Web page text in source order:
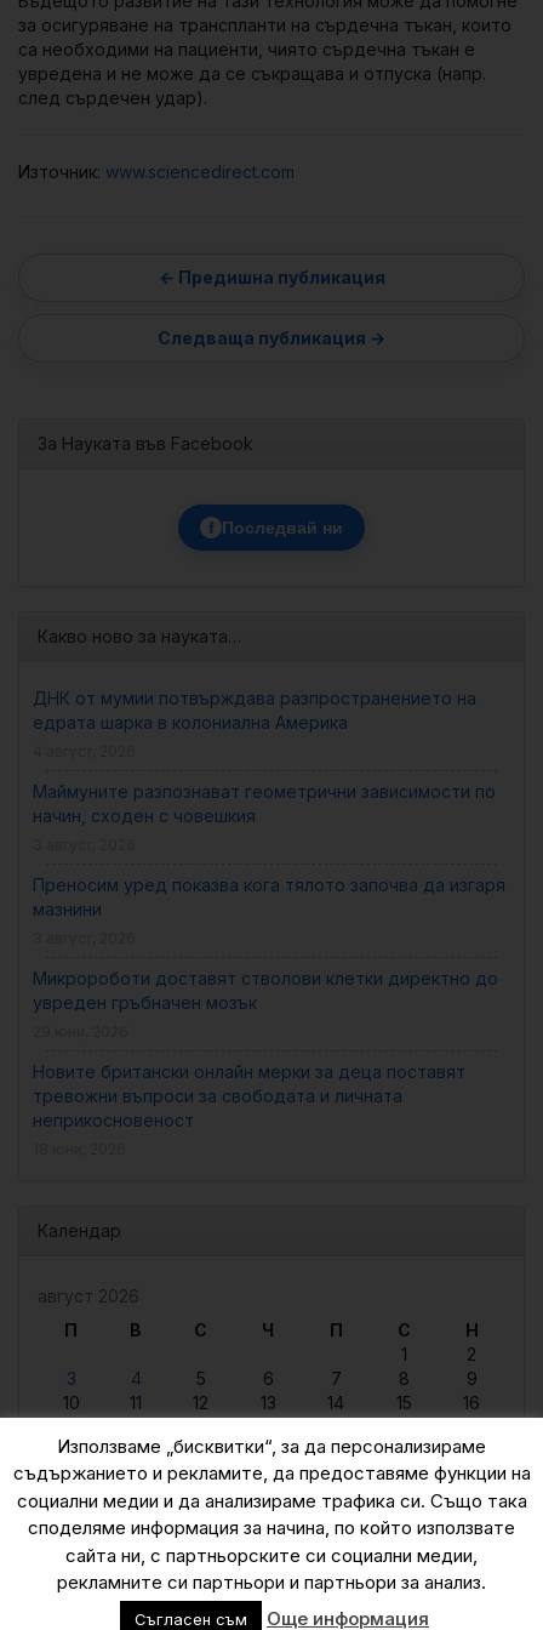
за осигуряване на транспланти на сърдечна тъкан, които
са необходими на пациенти, чиято сърдечна тъкан е
увредена и не може да се съкращава и отпуска (напр.
след сърдечен удар).
Източник: www.sciencedirect.com
За Науката във Facebook
f Последвай ни
Какво ново за науката…
ДНК от мумии потвърждава разпространението на
едрата шарка в колониална Америка
Маймуните разпознават геометрични зависимости по
начин, сходен с човешкия
Преносим уред показва кога тялото започва да изгаря
мазнини
Микророботи доставят стволови клетки директно до
увреден гръбначен мозък
Новите британски онлайн мерки за деца поставят
тревожни въпроси за свободата и личната
неприкосновеност
Календар
август 2026
П
В С Ч П С
Н
1
2
3
4 5 6 7 8
9
10
11 12 13 14 15
16
24
25 26 27 28 29
30
31
« юни
© 2015 — 2026
Използваме „бисквитки“, за да персонализираме
съдържанието и рекламите, да предоставяме функции на
социални медии и да анализираме трафика си. Също така
споделяме информация за начина, по който използвате
сайта ни, с партньорските си социални медии,
рекламните си партньори и партньори за анализ.
Съгласен съм Още информация